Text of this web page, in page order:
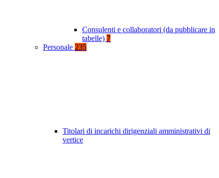
Consulenti e collaboratori (da pubblicare in
tabelle) 7
Personale 235
Titolari di incarichi dirigenziali amministrativi di
vertice